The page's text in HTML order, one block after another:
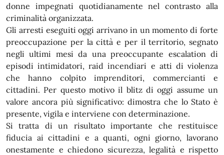
donne impegnati quotidianamente nel contrasto alla
criminalità organizzata.
Gli arresti eseguiti oggi arrivano in un momento di forte
preoccupazione per la città e per il territorio, segnato
negli ultimi mesi da una preoccupante escalation di
episodi intimidatori, raid incendiari e atti di violenza
che hanno colpito imprenditori, commercianti e
cittadini. Per questo motivo il blitz di oggi assume un
valore ancora più significativo: dimostra che lo Stato è
presente, vigila e interviene con determinazione.
Si tratta di un risultato importante che restituisce
fiducia ai cittadini e a quanti, ogni giorno, lavorano
onestamente e chiedono sicurezza, legalità e rispetto